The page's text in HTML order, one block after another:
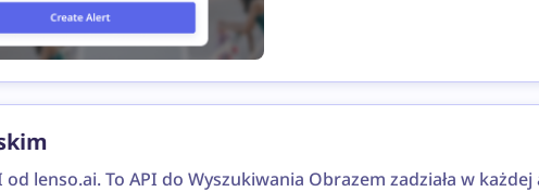
lenso.ai. To API do Wyszukiwania Obrazem zadziała w